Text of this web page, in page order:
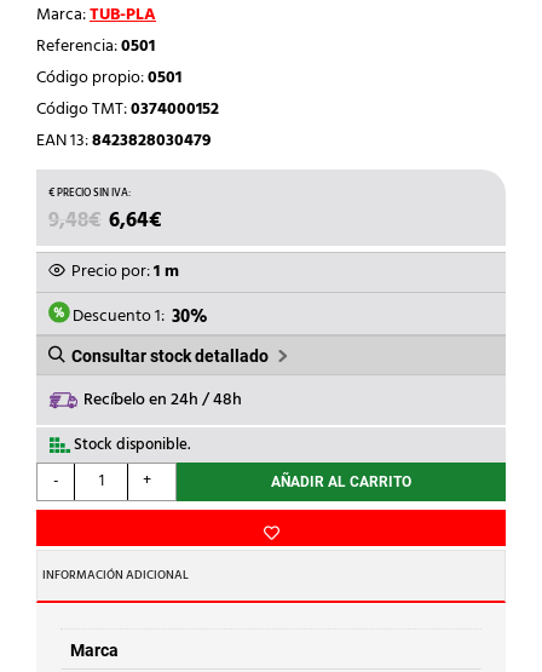
Marca:TUB-PLA
Referencia:0501
Código propio:0501
Código TMT:0374000152
EAN 13:8423828030479
9,48€ EL
PRECIO
ORIGINAL
ERA:
9,48€.
6,64€
PRECIO
ACTUAL
ES:
6,64€.
Precio por:1 m
Descuento 1: 30%
Consultar stock detallado
Recíbelo en 24h / 48h
Stock disponible.
-
TUB-
PLA
TUBO
RECTANGULAR
55x110x1500mm
cantidad
+ AÑADIR AL CARRITO
INFORMACIÓN ADICIONAL
Marca